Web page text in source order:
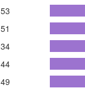
53
51
34
44
49